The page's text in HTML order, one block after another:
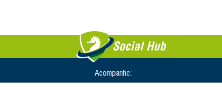
Social Hub
Acompanhe: